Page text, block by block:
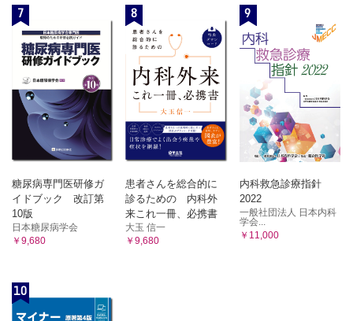
3.3 AF アブレーション周術期の抗凝固療法
表54 AF アブレーション周術期の抗凝固療法
4. 心臓手術後AT・先天性心疾患における頻拍
4.2 成人先天性心疾患
表55 成人先天性心疾患に合併する頻拍に対するアブレー
ション
5. 心室不整脈
5.1 持続性VT
図11 瘢痕関連マクロリエントリー性VT 回路の模式図
図12 エントレインマッピングのフローチャート
図13 基質マッピングによるあらたなアブレーション法ン
図14 脚間・脚枝間リエントリー頻拍
5.3 PVC・NSVT
7
糖尿病専門医研修ガ
イドブック 改訂第
10版
日本糖尿病学会
￥9,680
8
患者さんを総合的に
診るための 内科外
来これ一冊、必携書
大玉 信一
￥9,680
9
内科救急診療指針
2022
一般社団法人 日本内科
学会...
￥11,000
10